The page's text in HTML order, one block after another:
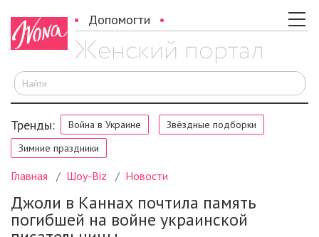
Допомогти
Тренды: Война в Украине
Звёздные подборки
Зимние праздники
Главная Шоу-Biz Новости
Джоли в Каннах почтила память
погибшей на войне украинской